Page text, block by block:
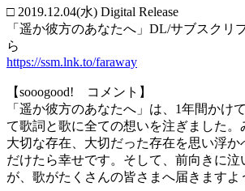
□ 2019.12.04(水) Digital Release
「遥か彼方のあなたへ」DL/サブスクリ
ら
https://ssm.lnk.to/faraway
【sooogood! コメント】
「遥か彼方のあなたへ」は、1年間かけ
て歌詞と歌に全ての想いを注ぎました。
大切な存在、大切だった存在を思い浮か
だけたら幸せです。そして、前向きに泣
が、歌がたくさんの皆さまへ届きますよ